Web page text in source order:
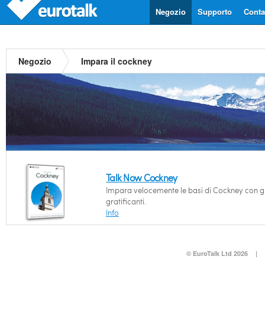
Supporto
Negozio
Negozio Impara il cockney
Talk Now Cockney
Impara velocemente le basi di Cockney con
gratificanti.
Info
© EuroTalk Ltd 2026 |